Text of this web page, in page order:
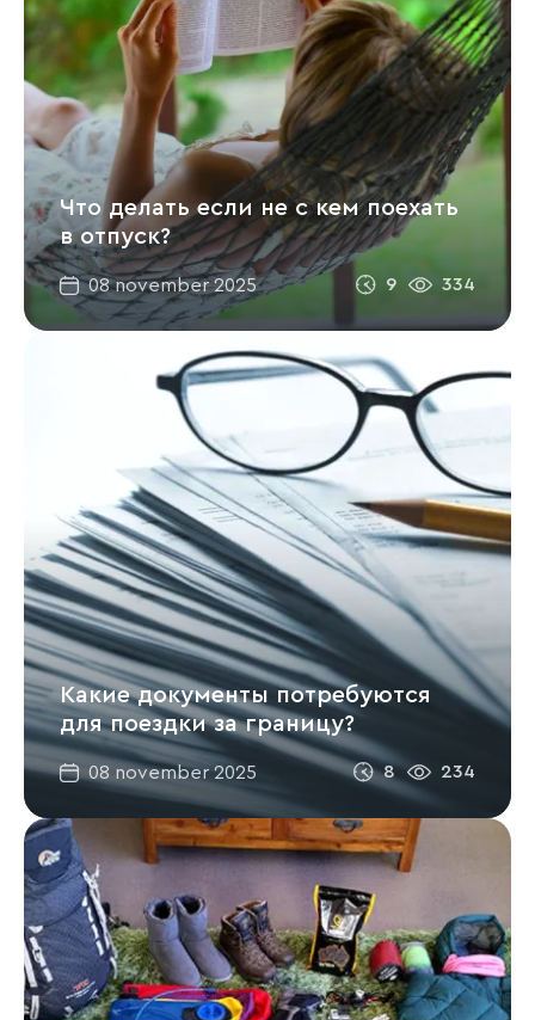
Что делать если не с кем поехать
в отпуск?
08 november 2025 9 334
Какие документы потребуются
для поездки за границу?
08 november 2025 8 234